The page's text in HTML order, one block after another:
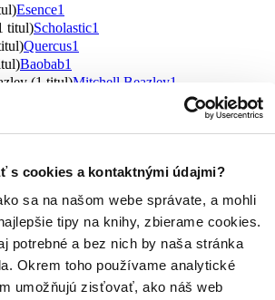
s cookies a kontaktnými údajmi?
sa na našom webe správate, a mohli
tipy na knihy, zbierame cookies.
potrebné a bez nich by naša stránka
Okrem toho používame analytické
umožňujú zisťovať, ako náš web
Esence1
titul)Scholastic1
Quercus1
Baobab1
(1 titul)Mitchell Beazley1
(1 titul)
1
Česká
v Praze1
(95 titulov)špirálová väzba95